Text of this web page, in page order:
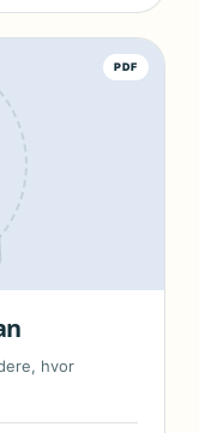
PDF
hvor